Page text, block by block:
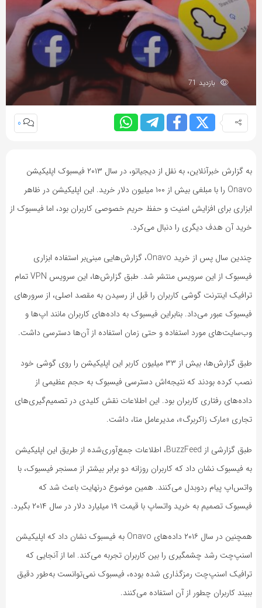
بازدید 71
0
به گزارش خبرآنلاین، به نقل از دیجیاتو، در سال ۲۰۱۳ فیسبوک اپلیکیشن
Onavo را با مبلغی بیش از ۱۰۰ میلیون دلار خرید. این اپلیکیشن در ظاهر
ابزاری برای افزایش امنیت و حفظ حریم خصوصی کاربران بود، اما فیسبوک از
خرید آن هدف دیگری را دنبال می‌کرد.
چندین سال پس از خرید Onavo، گزارش‌هایی مبنی‌بر استفاده ابزاری
فیسبوک از این سرویس منتشر شد. طبق گزارش‌ها، این سرویس VPN تمام
ترافیک اینترنت گوشی کاربران را قبل از رسیدن به مقصد اصلی، از سرورهای
فیسبوک عبور می‌داد. بنابراین فیسبوک به‌ داده‌های کاربران مانند اپ‌ها و
وب‌سایت‌های مورد استفاده و حتی زمان استفاده از آن‌ها دسترسی داشت.
طبق گزارش‌ها، بیش از ۳۳ میلیون کاربر این اپلیکیشن را روی گوشی خود
نصب کرده بودند که نتیجه‌اش دسترسی فیسبوک به حجم عظیمی از
داده‌های رفتاری کاربران بود. این اطلاعات نقش کلیدی در تصمیم‌گیری‌های
تجاری «مارک زاکربرگ»، مدیرعامل متا، داشت.
طبق گزارشی از BuzzFeed، اطلاعات جمع‌آوری‌شده از طریق این اپلیکیشن
به فیسبوک نشان داد که کاربران روزانه دو برابر بیشتر از مسنجر فیسبوک، با
واتس‌اپ پیام ردوبدل می‌کنند. همین موضوع درنهایت باعث شد که
فیسبوک تصمیم به خرید واتساپ با قیمت ۱۹ میلیارد دلار در سال ۲۰۱۴ بگیرد.
همچنین در سال ۲۰۱۶ داده‌های Onavo به فیسبوک نشان داد که اپلیکیشن
اسنپ‌چت رشد چشمگیری را بین کاربران تجربه می‌کند. اما از آنجایی که
ترافیک اسنپ‌چت رمزگذاری شده بوده، فیسبوک نمی‌توانست به‌طور دقیق
ببیند کاربران چطور از آن استفاده می‌کنند.